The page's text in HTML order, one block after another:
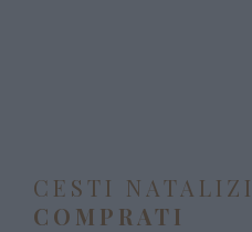
CESTI NATALIZI
COMPRATI